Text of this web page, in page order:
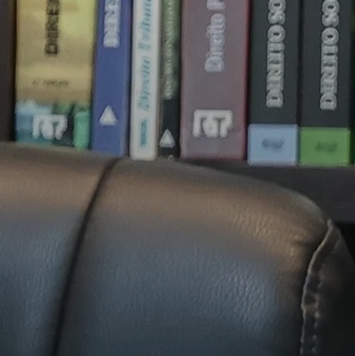
SIGA NAS REDES
Advogado. Professor de Direito Ambiental e
Imobiliário (Católica/SC). Pesquisador
Pace School of Law (EUA).
ebradi.vteximg.com.br/arquivos/ids/173312/
Papp.jpg
Autor dos livros “Comentários ao Código
Brasileiro” e “Direito e Pagamento por Serviços
Ambientais”, além de diversos artigos e